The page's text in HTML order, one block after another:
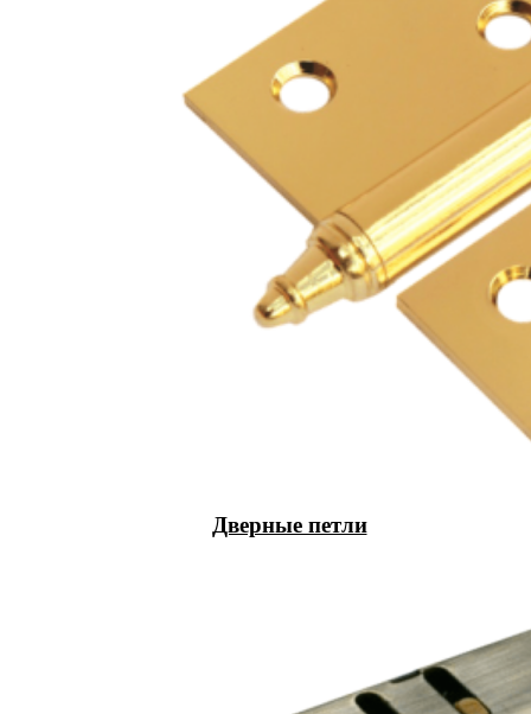
Дверные петли